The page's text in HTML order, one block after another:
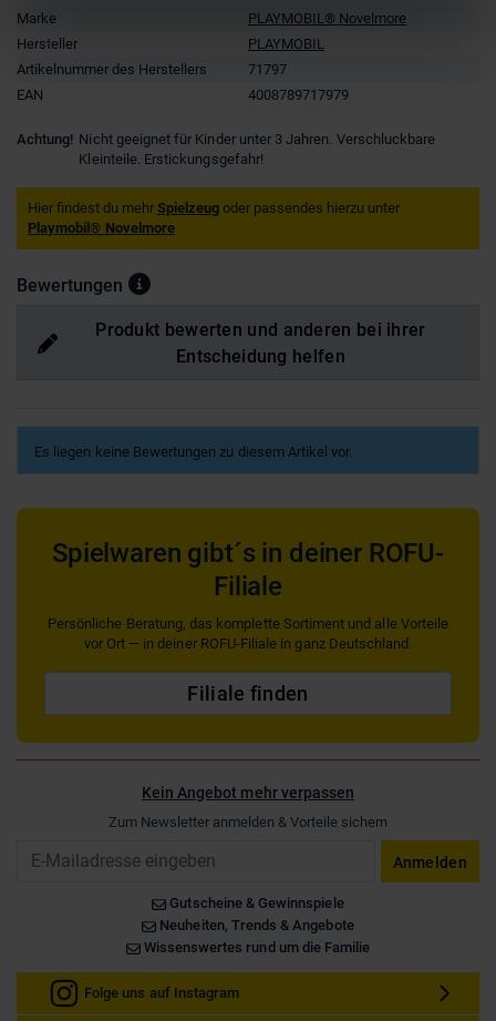
Marke
PLAYMOBIL® Novelmore
Hersteller
PLAYMOBIL
Artikelnummer des Herstellers
71797
EAN
4008789717979
Achtung! Nicht geeignet für Kinder unter 3 Jahren. Verschluckbare
Kleinteile. Erstickungsgefahr!
Hier findest du mehr Spielzeug oder passendes hierzu unter
Playmobil® Novelmore
Bewertungen
Produkt bewerten und anderen bei ihrer
Entscheidung helfen
Es liegen keine Bewertungen zu diesem Artikel vor.
Spielwaren gibt´s in deiner ROFU-
Filiale
Persönliche Beratung, das komplette Sortiment und alle Vorteile
vor Ort — in deiner ROFU-Filiale in ganz Deutschland.
Filiale finden
Kein Angebot mehr verpassen
Zum Newsletter anmelden & Vorteile sichern
Anmelden
Gutscheine & Gewinnspiele
Neuheiten, Trends & Angebote
Wissenswertes rund um die Familie
Folge uns auf Instagram